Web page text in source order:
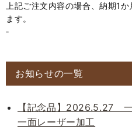
上記ご注文内容の場合、納期1
ます。
‐
お知らせの一覧
【記念品】2026.5.27
一面レーザー加工